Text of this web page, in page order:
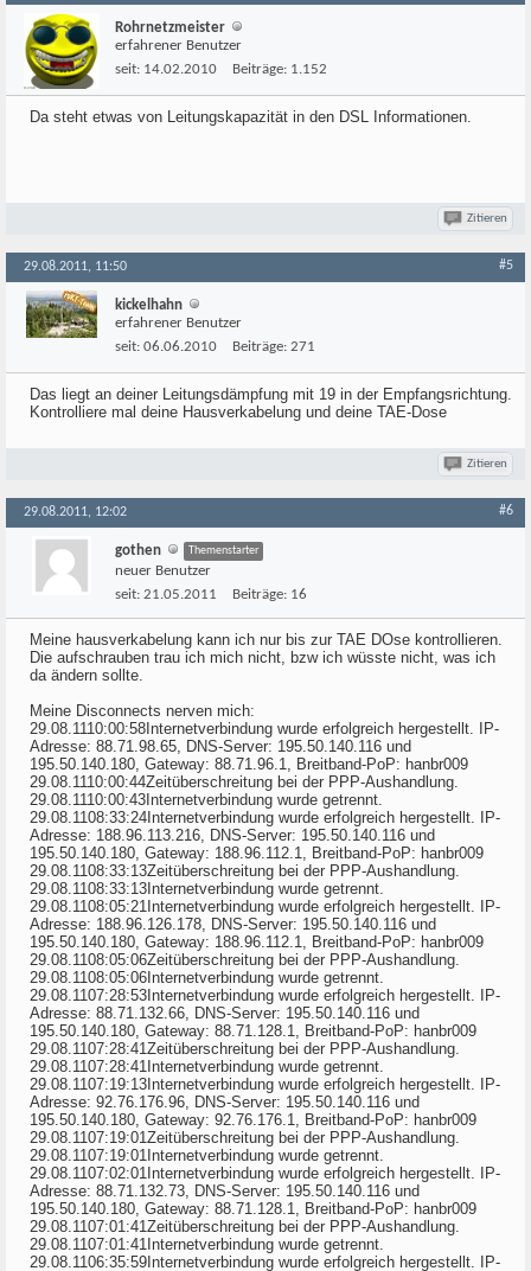
Rohrnetzmeister
erfahrener Benutzer
seit: 14.02.2010 Beiträge: 1.152
Da steht etwas von Leitungskapazität in den DSL Informationen.
Zitieren
29.08.2011, 11:50 #5
kickelhahn
erfahrener Benutzer
seit: 06.06.2010 Beiträge: 271
Das liegt an deiner Leitungsdämpfung mit 19 in der Empfangsrichtung.
Kontrolliere mal deine Hausverkabelung und deine TAE-Dose
Zitieren
29.08.2011, 12:02 #6
gothen Themenstarter
neuer Benutzer
seit: 21.05.2011 Beiträge: 16
Meine hausverkabelung kann ich nur bis zur TAE DOse kontrollieren.
Die aufschrauben trau ich mich nicht, bzw ich wüsste nicht, was ich
da ändern sollte.
Meine Disconnects nerven mich:
29.08.1110:00:58Internetverbindung wurde erfolgreich hergestellt. IP-
Adresse: 88.71.98.65, DNS-Server: 195.50.140.116 und
195.50.140.180, Gateway: 88.71.96.1, Breitband-PoP: hanbr009
29.08.1110:00:44Zeitüberschreitung bei der PPP-Aushandlung.
29.08.1110:00:43Internetverbindung wurde getrennt.
29.08.1108:33:24Internetverbindung wurde erfolgreich hergestellt. IP-
Adresse: 188.96.113.216, DNS-Server: 195.50.140.116 und
195.50.140.180, Gateway: 188.96.112.1, Breitband-PoP: hanbr009
29.08.1108:33:13Zeitüberschreitung bei der PPP-Aushandlung.
29.08.1108:33:13Internetverbindung wurde getrennt.
29.08.1108:05:21Internetverbindung wurde erfolgreich hergestellt. IP-
Adresse: 188.96.126.178, DNS-Server: 195.50.140.116 und
195.50.140.180, Gateway: 188.96.112.1, Breitband-PoP: hanbr009
29.08.1108:05:06Zeitüberschreitung bei der PPP-Aushandlung.
29.08.1108:05:06Internetverbindung wurde getrennt.
29.08.1107:28:53Internetverbindung wurde erfolgreich hergestellt. IP-
Adresse: 88.71.132.66, DNS-Server: 195.50.140.116 und
195.50.140.180, Gateway: 88.71.128.1, Breitband-PoP: hanbr009
29.08.1107:28:41Zeitüberschreitung bei der PPP-Aushandlung.
29.08.1107:28:41Internetverbindung wurde getrennt.
29.08.1107:19:13Internetverbindung wurde erfolgreich hergestellt. IP-
Adresse: 92.76.176.96, DNS-Server: 195.50.140.116 und
195.50.140.180, Gateway: 92.76.176.1, Breitband-PoP: hanbr009
29.08.1107:19:01Zeitüberschreitung bei der PPP-Aushandlung.
29.08.1107:19:01Internetverbindung wurde getrennt.
29.08.1107:02:01Internetverbindung wurde erfolgreich hergestellt. IP-
Adresse: 88.71.132.73, DNS-Server: 195.50.140.116 und
195.50.140.180, Gateway: 88.71.128.1, Breitband-PoP: hanbr009
29.08.1107:01:41Zeitüberschreitung bei der PPP-Aushandlung.
29.08.1107:01:41Internetverbindung wurde getrennt.
29.08.1106:35:59Internetverbindung wurde erfolgreich hergestellt. IP-